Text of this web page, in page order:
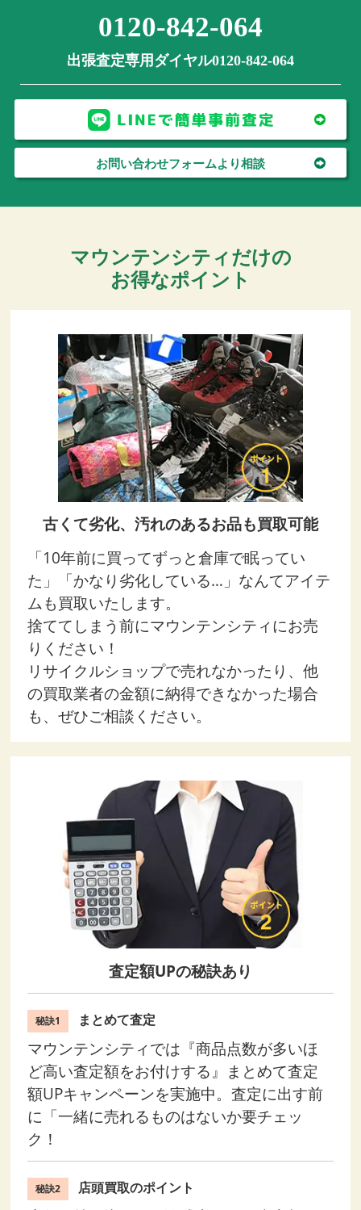
0120-842-064
出張査定専用ダイヤル0120-842-064
お問い合わせフォームより相談
マウンテンシティだけの
お得なポイント
古くて劣化、汚れのあるお品も買取可能
「10年前に買ってずっと倉庫で眠ってい
た」「かなり劣化している…」なんてアイテ
ムも買取いたします。
捨ててしまう前にマウンテンシティにお売
りください！
リサイクルショップで売れなかったり、他
の買取業者の金額に納得できなかった場合
も、ぜひご相談ください。
査定額UPの秘訣あり
秘訣1 まとめて査定
マウンテンシティでは『商品点数が多いほ
ど高い査定額をお付けする』まとめて査定
額UPキャンペーンを実施中。査定に出す前
に「一緒に売れるものはないか要チェッ
ク！
秘訣2 店頭買取のポイント